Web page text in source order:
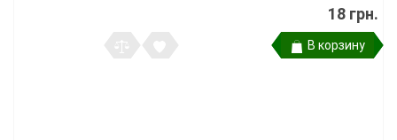
18 грн.
В корзину